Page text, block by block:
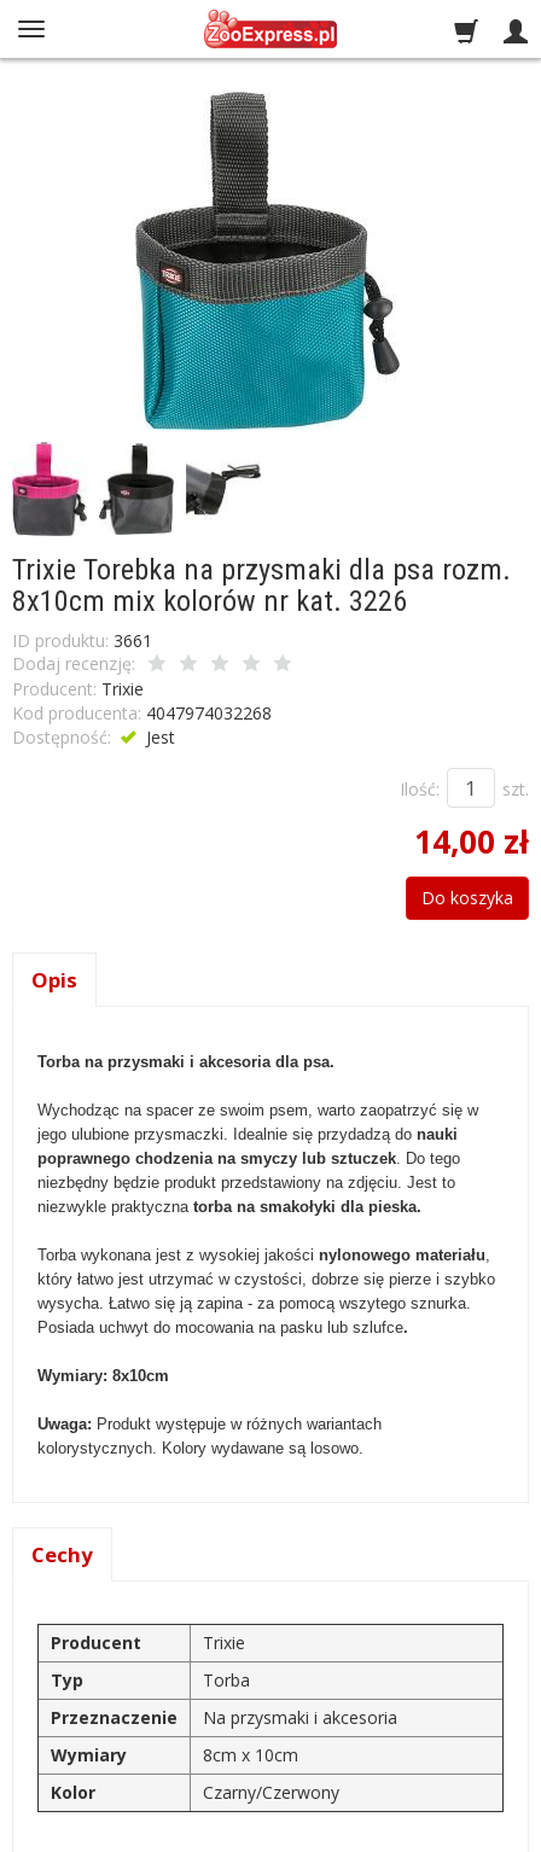
Trixie Torebka na przysmaki dla psa rozm.
8x10cm mix kolorów nr kat. 3226
ID produktu: 3661
Dodaj recenzję:
Producent: Trixie
Kod producenta: 4047974032268
Dostępność:
Jest
Ilość: szt.
14,00 zł
Do koszyka
Opis
Torba na przysmaki i akcesoria dla psa.
Wychodząc na spacer ze swoim psem, warto zaopatrzyć się w
jego ulubione przysmaczki. Idealnie się przydadzą do nauki
poprawnego chodzenia na smyczy lub sztuczek. Do tego
niezbędny będzie produkt przedstawiony na zdjęciu. Jest to
niezwykle praktyczna torba na smakołyki dla pieska.
Torba wykonana jest z wysokiej jakości nylonowego materiału,
który łatwo jest utrzymać w czystości, dobrze się pierze i szybko
wysycha. Łatwo się ją zapina - za pomocą wszytego sznurka.
Posiada uchwyt do mocowania na pasku lub szlufce.
Wymiary: 8x10cm
Uwaga: Produkt występuje w różnych wariantach
kolorystycznych. Kolory wydawane są losowo.
Cechy
Producent
Trixie
Typ
Torba
Przeznaczenie
Na przysmaki i akcesoria
Wymiary
8cm x 10cm
Kolor
Czarny/Czerwony